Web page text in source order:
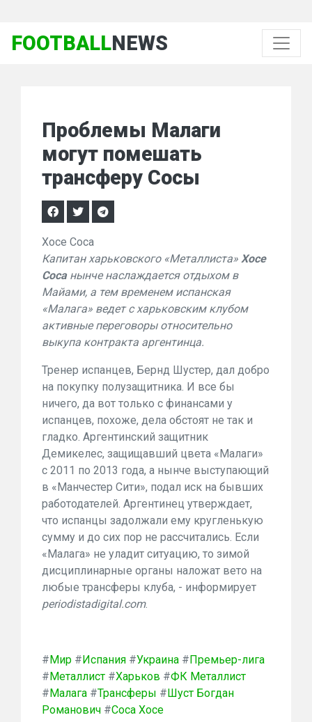
FOOTBALLNEWS
Проблемы Малаги
могут помешать
трансферу Сосы
Хосе Соса
Капитан харьковского «Металлиста» Хосе
Сосанынче наслаждается отдыхом в
Майами, а тем временем испанская
«Малага» ведет с харьковским клубом
активные переговоры относительно
выкупа контракта аргентинца.
Тренер испанцев, Бернд Шустер, дал добро
на покупку полузащитника. И все бы
ничего, да вот только с финансами у
испанцев, похоже, дела обстоят не так и
гладко. Аргентинский защитник
Демикелес, защищавший цвета «Малаги»
с 2011 по 2013 года, а нынче выступающий
в «Манчестер Сити», подал иск на бывших
работодателей. Аргентинец утверждает,
что испанцы задолжали ему кругленькую
сумму и до сих пор не рассчитались. Если
«Малага» не уладит ситуацию, то зимой
дисциплинарные органы наложат вето на
любые трансферы клуба, - информирует
periodistadigital.com.
#Мир #Испания #Украина #Премьер-лига
#Металлист #Харьков #ФК Металлист
#Малага #Трансферы #Шуст Богдан
Романович #Соса Хосе